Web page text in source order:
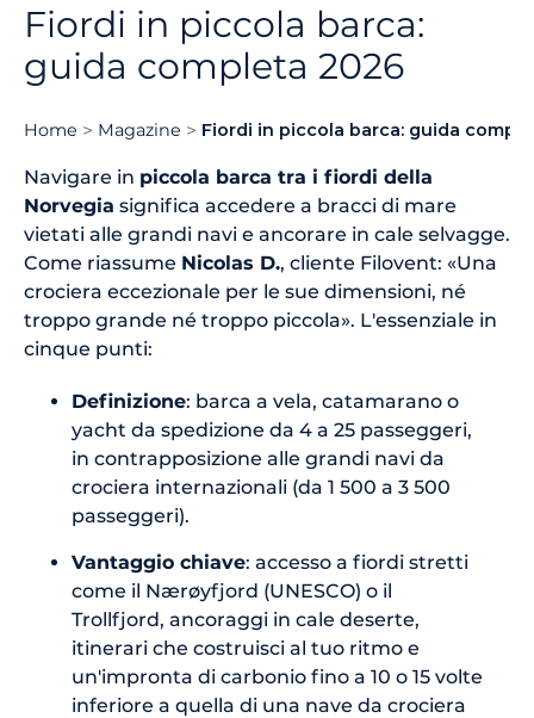
Fiordi in piccola barca:
guida completa 2026
Home Magazine Fiordi in piccola barca: guida
Navigare in piccola barca tra i fiordi della
Norvegia significa accedere a bracci di mare
vietati alle grandi navi e ancorare in cale selvagge.
Come riassume Nicolas D., cliente Filovent: «Una
crociera eccezionale per le sue dimensioni, né
troppo grande né troppo piccola». L'essenziale in
cinque punti:
Definizione: barca a vela, catamarano o
yacht da spedizione da 4 a 25 passeggeri,
in contrapposizione alle grandi navi da
crociera internazionali (da 1 500 a 3 500
passeggeri).
Vantaggio chiave: accesso a fiordi stretti
come il Nærøyfjord (UNESCO) o il
Trollfjord, ancoraggi in cale deserte,
itinerari che costruisci al tuo ritmo e
un'impronta di carbonio fino a 10 o 15 volte
inferiore a quella di una nave da crociera